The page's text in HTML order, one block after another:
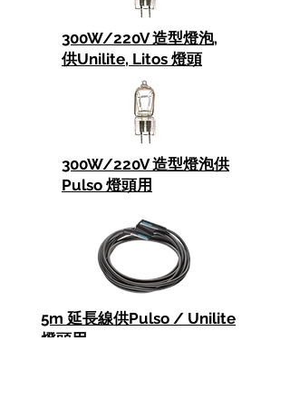
300W/220V 造型燈泡,
供Unilite, Litos 燈頭
300W/220V 造型燈泡供
Pulso 燈頭用
5m 延長線供Pulso / Unilite
燈頭用